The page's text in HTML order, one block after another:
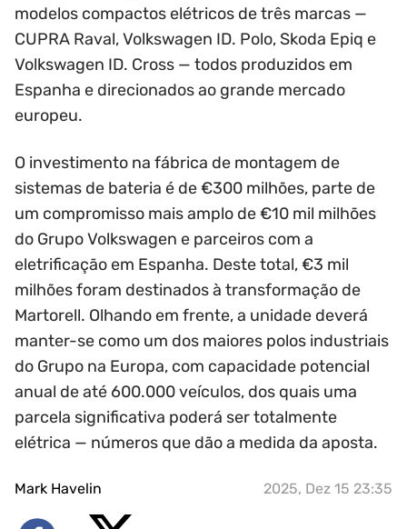
modelos compactos elétricos de três marcas —
CUPRA Raval, Volkswagen ID. Polo, Skoda Epiq e
Volkswagen ID. Cross — todos produzidos em
Espanha e direcionados ao grande mercado
europeu.
O investimento na fábrica de montagem de
sistemas de bateria é de €300 milhões, parte de
um compromisso mais amplo de €10 mil milhões
do Grupo Volkswagen e parceiros com a
eletrificação em Espanha. Deste total, €3 mil
milhões foram destinados à transformação de
Martorell. Olhando em frente, a unidade deverá
manter-se como um dos maiores polos industriais
do Grupo na Europa, com capacidade potencial
anual de até 600.000 veículos, dos quais uma
parcela significativa poderá ser totalmente
elétrica — números que dão a medida da aposta.
Mark Havelin 2025, Dez 15 23:35